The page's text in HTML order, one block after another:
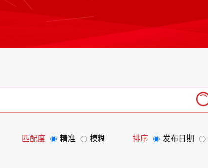
匹配度 精准 模糊 排序 发布日期